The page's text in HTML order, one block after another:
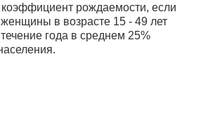
рождаемости, если
женщины в возрасте 15 - 49 лет
года в среднем 25%